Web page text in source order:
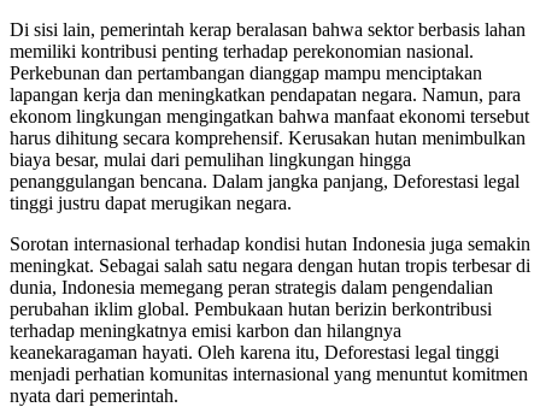
Di sisi lain, pemerintah kerap beralasan bahwa sektor berbasis lahan
memiliki kontribusi penting terhadap perekonomian nasional.
Perkebunan dan pertambangan dianggap mampu menciptakan
lapangan kerja dan meningkatkan pendapatan negara. Namun, para
ekonom lingkungan mengingatkan bahwa manfaat ekonomi tersebut
harus dihitung secara komprehensif. Kerusakan hutan menimbulkan
biaya besar, mulai dari pemulihan lingkungan hingga
penanggulangan bencana. Dalam jangka panjang, Deforestasi legal
tinggi justru dapat merugikan negara.
Sorotan internasional terhadap kondisi hutan Indonesia juga semakin
meningkat. Sebagai salah satu negara dengan hutan tropis terbesar di
dunia, Indonesia memegang peran strategis dalam pengendalian
perubahan iklim global. Pembukaan hutan berizin berkontribusi
terhadap meningkatnya emisi karbon dan hilangnya
keanekaragaman hayati. Oleh karena itu, Deforestasi legal tinggi
menjadi perhatian komunitas internasional yang menuntut komitmen
nyata dari pemerintah.